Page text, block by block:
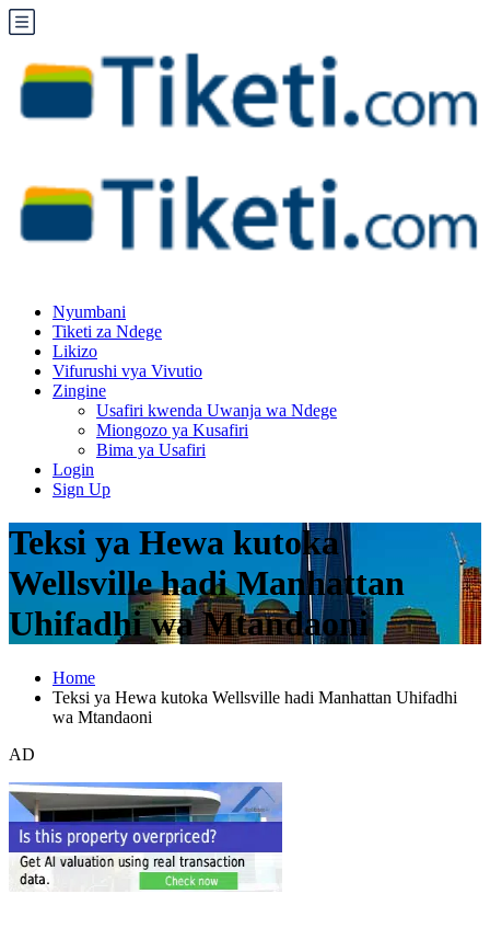
Nyumbani
Tiketi za Ndege
Likizo
Vifurushi vya Vivutio
Zingine
Usafiri kwenda Uwanja wa Ndege
Miongozo ya Kusafiri
Bima ya Usafiri
Login
Sign Up
Teksi ya Hewa kutoka
Wellsville hadi Manhattan
Uhifadhi wa Mtandaoni
Home
Teksi ya Hewa kutoka Wellsville hadi Manhattan Uhifadhi
wa Mtandaoni
AD